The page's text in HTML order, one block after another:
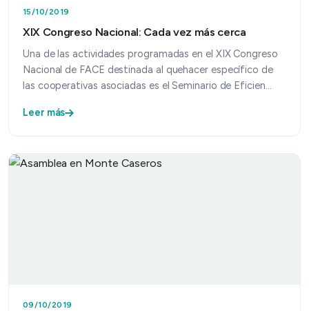
15/10/2019
XIX Congreso Nacional: Cada vez más cerca
Una de las actividades programadas en el XIX Congreso
Nacional de FACE destinada al quehacer específico de
las cooperativas asociadas es el Seminario de Eficien…
Leer más
09/10/2019